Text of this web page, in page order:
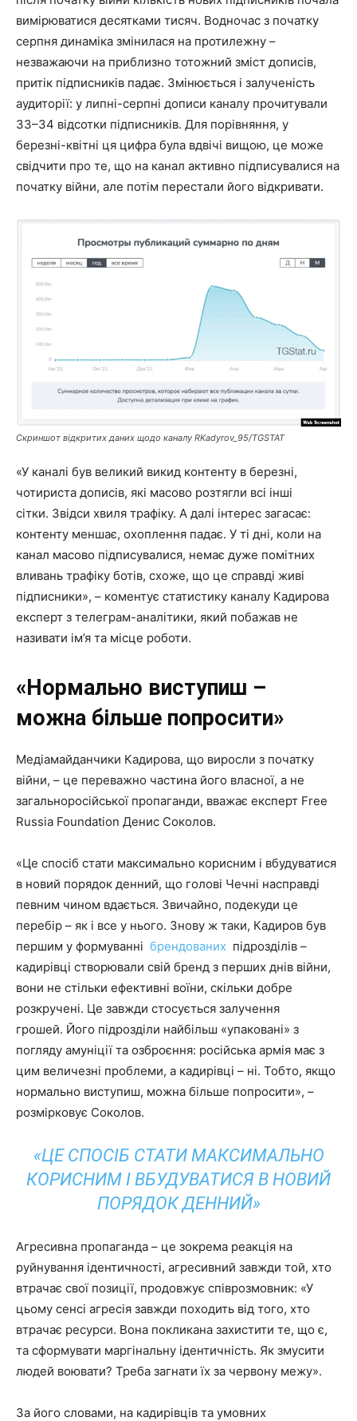
вимірюватися десятками тисяч. Водночас з початку
серпня динаміка змінилася на протилежну –
незважаючи на приблизно тотожний зміст дописів,
притік підписників падає. Змінюється і залученість
аудиторії: у липні-серпні дописи каналу прочитували
33–34 відсотки підписників. Для порівняння, у
березні-квітні ця цифра була вдвічі вищою, це може
свідчити про те, що на канал активно підписувалися на
початку війни, але потім перестали його відкривати.
Скриншот відкритих даних щодо каналу RKadyrov_95/TGSTAT
«У каналі був великий викид контенту в березні,
чотириста дописів, які масово розтягли всі інші
сітки. Звідси хвиля трафіку. А далі інтерес загасає:
контенту меншає, охоплення падає. У ті дні, коли на
канал масово підписувалися, немає дуже помітних
вливань трафіку ботів, схоже, що це справді живі
підписники», – коментує статистику каналу Кадирова
експерт з телеграм-аналітики, який побажав не
називати ім’я та місце роботи.
«Нормально виступиш –
можна більше попросити»
Медіамайданчики Кадирова, що виросли з початку
війни, – це переважно частина його власної, а не
загальноросійської пропаганди, вважає експерт Free
Russia Foundation Денис Соколов.
«Це спосіб стати максимально корисним і вбудуватися
в новий порядок денний, що голові Чечні насправді
певним чином вдається. Звичайно, подекуди це
перебір – як і все у нього. Знову ж таки, Кадиров був
першим у формуванні брендованих підрозділів –
кадирівці створювали свій бренд з перших днів війни,
вони не стільки ефективні воїни, скільки добре
розкручені. Це завжди стосується залучення
грошей. Його підрозділи найбільш «упаковані» з
погляду амуніції та озброєння: російська армія має з
цим величезні проблеми, а кадирівці – ні. Тобто, якщо
нормально виступиш, можна більше попросити», –
розмірковує Соколов.
«ЦЕ СПОСІБ СТАТИ МАКСИМАЛЬНО
КОРИСНИМ І ВБУДУВАТИСЯ В НОВИЙ
ПОРЯДОК ДЕННИЙ»
Агресивна пропаганда – це зокрема реакція на
руйнування ідентичності, агресивний завжди той, хто
втрачає свої позиції, продовжує співрозмовник: «У
цьому сенсі агресія завжди походить від того, хто
втрачає ресурси. Вона покликана захистити те, що є,
та сформувати маргінальну ідентичність. Як змусити
людей воювати? Треба загнати їх за червону межу».
За його словами, на кадирівців та умовних